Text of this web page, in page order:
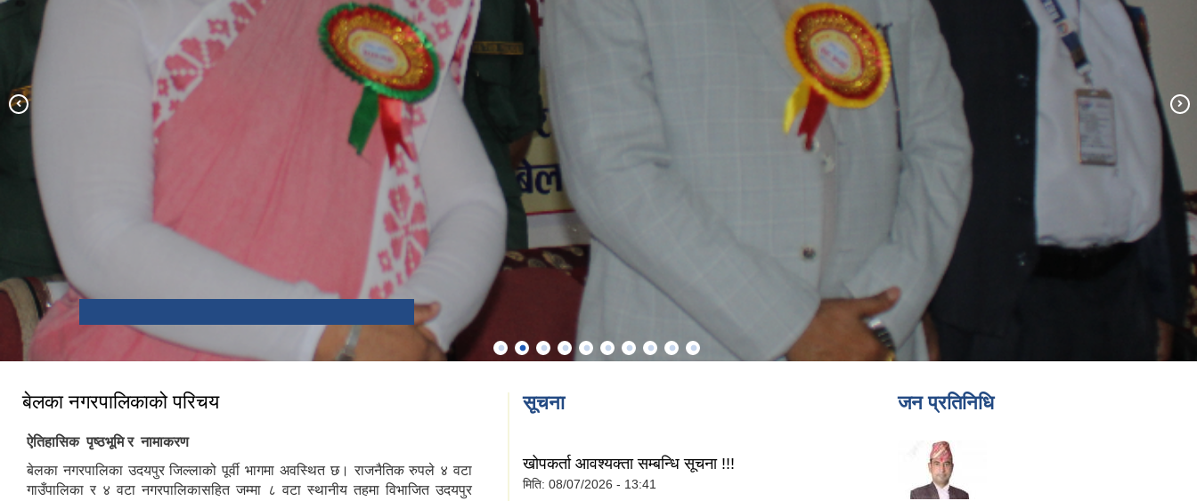
भौडा देवी मन्दिर , बेलका-१
सप्तकोशी नदीमा बोटिंग
बेलका नगरपालिकाको परिचय
ऐतिहासिक पृष्ठभूमि र नामाकरण
बेलका नगरपालिका उदयपुर जिल्लाको पूर्वी भागमा अवस्थित छ। राजनैतिक रुपले ४ वटा
गाउँपालिका र ४ वटा नगरपालिकासहित जम्मा ८ वटा स्थानीय तहमा विभाजित उदयपुर
सूचना
खोपकर्ता आवश्यक्ता सम्बन्धि सूचना !!!
मिति: 08/07/2026 - 13:41
जन प्रतिनिधि